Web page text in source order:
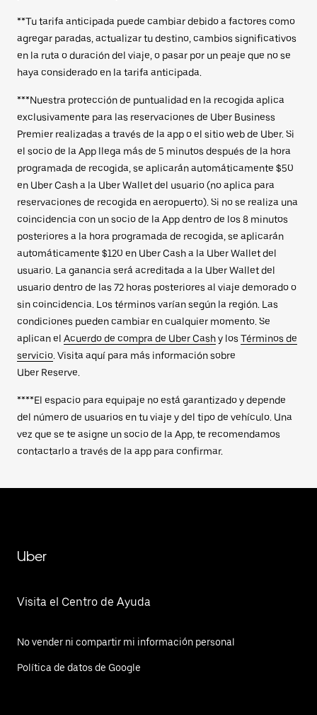
**Tu tarifa anticipada puede cambiar debido a factores como
agregar paradas, actualizar tu destino, cambios significativos
en la ruta o duración del viaje, o pasar por un peaje que no se
haya considerado en la tarifa anticipada.
***Nuestra protección de puntualidad en la recogida aplica
exclusivamente para las reservaciones de Uber Business
Premier realizadas a través de la app o el sitio web de Uber. Si
el socio de la App llega más de 5 minutos después de la hora
programada de recogida, se aplicarán automáticamente $50
en Uber Cash a la Uber Wallet del usuario (no aplica para
reservaciones de recogida en aeropuerto). Si no se realiza una
coincidencia con un socio de la App dentro de los 8 minutos
posteriores a la hora programada de recogida, se aplicarán
automáticamente $120 en Uber Cash a la Uber Wallet del
usuario. La ganancia será acreditada a la Uber Wallet del
usuario dentro de las 72 horas posteriores al viaje demorado o
sin coincidencia. Los términos varían según la región. Las
condiciones pueden cambiar en cualquier momento. Se
aplican el Acuerdo de compra de Uber Cashy los Términos de
servicio. Visita aquí para más información sobre
Uber Reserve.
****El espacio para equipaje no está garantizado y depende
del número de usuarios en tu viaje y del tipo de vehículo. Una
vez que se te asigne un socio de la App, te recomendamos
contactarlo a través de la app para confirmar.
Uber
Visita el Centro de Ayuda
No vender ni compartir mi información personal
Política de datos de Google